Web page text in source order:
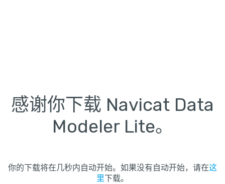
感谢你下载 Navicat Data
Modeler Lite。
你的下载将在几秒内自动开始。如果没有自动开始，请在这
里下载。